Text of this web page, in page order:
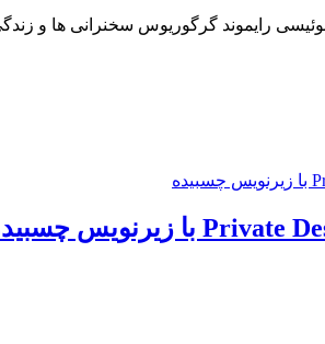
رایموند گرگوریوس سخنرانی ها و